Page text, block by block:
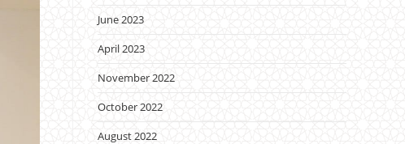
June 2023
April 2023
November 2022
October 2022
August 2022